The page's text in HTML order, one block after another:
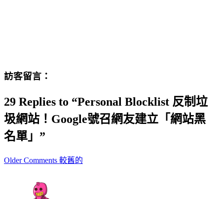
訪客留言：
29 Replies to “Personal Blocklist 反制垃
圾網站！Google號召網友建立「網站黑
名單」”
Comment
Older Comments 較舊的